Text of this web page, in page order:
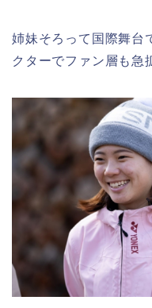
姉妹そろって国際舞台
クターでファン層も急